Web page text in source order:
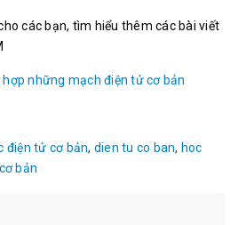
các bạn, tìm hiểu thêm các bài viết
hợp những mạch điện tử cơ bản
điện tử cơ bản, dien tu co ban, hoc
bản